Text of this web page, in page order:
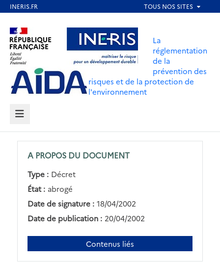
contenu
principal
Aller au contenu Aller au menu
Aller au pied de page
La
réglementation
de la
prévention des
risques et de la protection de
l'environnement
MENU
A PROPOS DU DOCUMENT
Type : Décret
État : abrogé
Date de signature : 18/04/2002
Date de publication : 20/04/2002
Contenus liés